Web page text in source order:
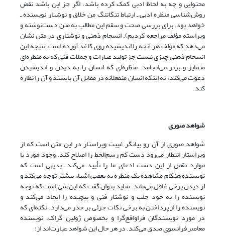
محتوایی و چه به لحاظ ادبی کمک کرده باشد. اگر جز این باشد نقض
روش‌شناسی منظره ادبی ـ ارتباط تنگاتنگ من خلاق و نوشتار نویسنده ـ
خواهد بود. برای بررسی صحت و سقم این مطالب به متن دست‌نوشته و
ویراسته مؤلف مراجعه کردیم). انسجام ذهنی و نوشتاری در متن نشان
می‌دهد که مؤلف هر آنچه را اندیشیده روی کاغذ آورده است. نتیجه این
انسجام ذهنی چیزی نیست جز تولید عبارات و جملات فنی که به منظره‌ای
متمایز و برتر می‌انجامد. منظره‌ای که انسان را به دیدن و اندیشیدن
دعوت می‌کند، نه اینکه انسان منفعلانه در مقابل آن بایستد و آن را نظاره
کند.
شواهد صوری
شواهد صوری از آن رو بیانگر غیبت ویراستار در این متن است که از
ویراستار انتظار می‌رود دست کم رسم‌الخط را اصلاح کند. وجود مورد یا
موارد نقض از این دست ادعای ما را تأیید می‌کند. بدیهی است که
نویسنده هنگام مشاهده یک منظره به بعضی اشیاء بیشتر توجه می‌کند و
از دیدن برخی غافل می‌ماند. شاید بتوان گفت که این شئ است که توجه
نویسنده را به خود جلب و نوشتار فنی و پیچیده را ایجاد می‌کند و
نویسنده را از پرداختن به برخی نکات جزئی بر حذر می‌دارد. نکته‌ای که
در مورد نویسندگان فراواقع‌گرا و بخصوص ژولین گراک، نویسنده
معاصر فرانسوی صدق می‌کند. در هر حال این شواهد عبارت‌اند از: